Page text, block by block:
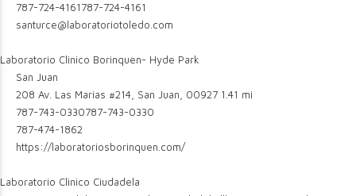
787-724-4161787-724-4161
santurce@laboratoriotoledo.com
Laboratorio Clinico Borinquen- Hyde Park
San Juan
208 Av. Las Marías #214, San Juan, 00927 1.41 mi
787-743-0330787-743-0330
787-474-1862
https://laboratoriosborinquen.com/
Laboratorio Clinico Ciudadela